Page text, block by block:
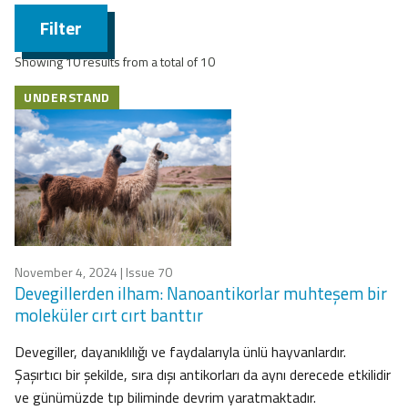
Filter
Showing 10 results from a total of 10
UNDERSTAND
November 4, 2024 | Issue 70
Devegillerden ilham: Nanoantikorlar muhteşem bir
moleküler cırt cırt banttır
Devegiller, dayanıklılığı ve faydalarıyla ünlü hayvanlardır.
Şaşırtıcı bir şekilde, sıra dışı antikorları da aynı derecede etkilidir
ve günümüzde tıp biliminde devrim yaratmaktadır.